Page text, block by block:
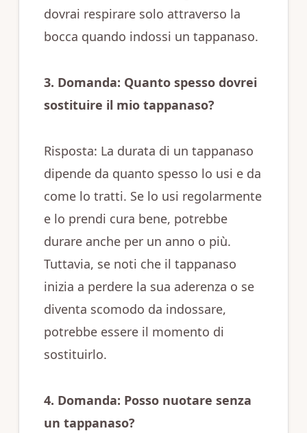
dovrai respirare solo attraverso la
bocca quando indossi un tappanaso.
3. Domanda: Quanto spesso dovrei
sostituire il mio tappanaso?
Risposta: La durata di un tappanaso
dipende da quanto spesso lo usi e da
come lo tratti. Se lo usi regolarmente
e lo prendi cura bene, potrebbe
durare anche per un anno o più.
Tuttavia, se noti che il tappanaso
inizia a perdere la sua aderenza o se
diventa scomodo da indossare,
potrebbe essere il momento di
sostituirlo.
4. Domanda: Posso nuotare senza
un tappanaso?